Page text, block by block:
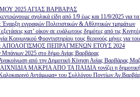
2025 ΑΓΙΑΣ ΒΑΡΒΑΡΑΣ
σχολικά είδη από 1/9 έως και 11/9/2025 για τα
εγγραφών Πολιτιστικών & Αθλητικών τμημάτων
κατ’ οίκον σε ευάλωτους δημότες από τις
Κοινωνικού Φροντιστηρίου τους θερινούς μήνες για
ΑΠΟΛΟΓΙΣΜΟΣ ΠΕΠΡΑΓΜΕΝΩΝ ΕΤΟΥΣ 2024
2025 στο δήμο Αγίας Βαρβάρας
από την Δημοτική Κίνηση Αγίας Βαρβάρας
ΜΑΚΡΙΑ ΑΠΟ ΤΑ ΠΑΙΔΙΑ τονίζει η δημοτική
Αντάμωμα» του Συλλόγου Ποντίων